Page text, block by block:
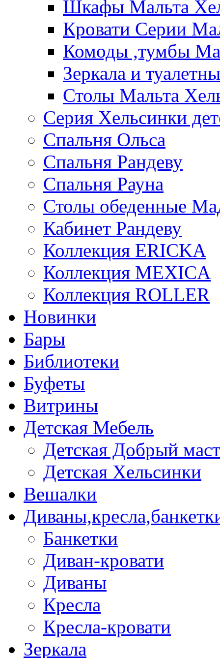
Шкафы Мальта
Кровати Серии
Комоды ,тумбы
Зеркала и
Столы Мальта
Серия Хельсинки
Спальня Ольса
Спальня Рандеву
Спальня Рауна
Столы обеденные
Кабинет Рандеву
Коллекция ERICKA
Коллекция MEXICA
Коллекция ROLLER
Новинки
Бары
Библиотеки
Буфеты
Витрины
Детская Мебель
Детская Добрый
Детская Хельсинки
Вешалки
Банкетки
Диван-кровати
Диваны
Кресла
Кресла-кровати
Зеркала